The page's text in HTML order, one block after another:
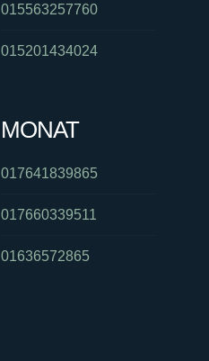
015563257760
015201434024
MONAT
017641839865
017660339511
01636572865